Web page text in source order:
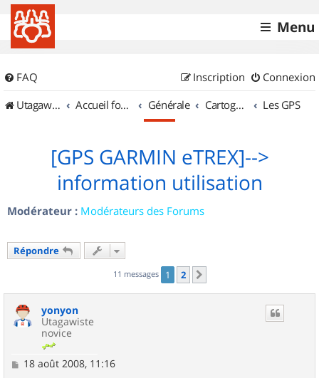
Menu
FAQ Connexion
Inscription
UtagawaVTT (Randos VTT et VTTAE avec traces GPS)
Accueil forum Générale Cartographie et GPS Les GPS
[GPS GARMIN eTREX]-->
information utilisation
Modérateur : Modérateurs des Forums
Répondre
11 messages 1 2
yonyon
Utagawiste
novice
M18 août 2008, 11:16